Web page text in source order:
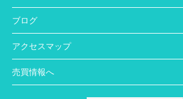
ブログ
アクセスマップ
売買情報へ